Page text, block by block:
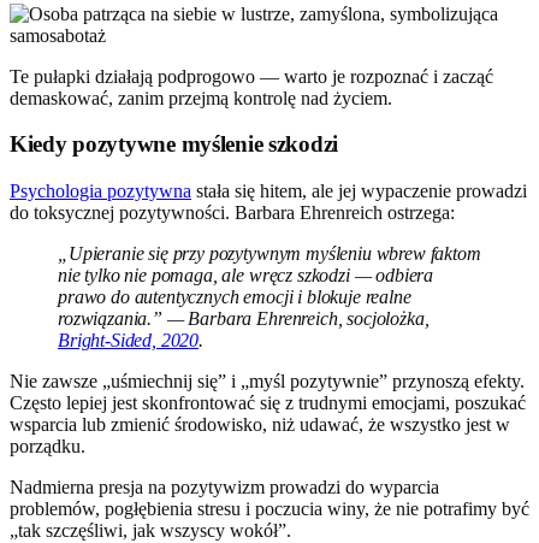
Te pułapki działają podprogowo — warto je rozpoznać i zacząć
demaskować, zanim przejmą kontrolę nad życiem.
Kiedy pozytywne myślenie szkodzi
Psychologia pozytywna stała się hitem, ale jej wypaczenie prowadzi
do toksycznej pozytywności. Barbara Ehrenreich ostrzega:
„Upieranie się przy pozytywnym myśleniu wbrew faktom
nie tylko nie pomaga, ale wręcz szkodzi — odbiera
prawo do autentycznych emocji i blokuje realne
rozwiązania.” — Barbara Ehrenreich, socjolożka,
Bright-Sided, 2020.
Nie zawsze „uśmiechnij się” i „myśl pozytywnie” przynoszą efekty.
Często lepiej jest skonfrontować się z trudnymi emocjami, poszukać
wsparcia lub zmienić środowisko, niż udawać, że wszystko jest w
porządku.
Nadmierna presja na pozytywizm prowadzi do wyparcia
problemów, pogłębienia stresu i poczucia winy, że nie potrafimy być
„tak szczęśliwi, jak wszyscy wokół”.